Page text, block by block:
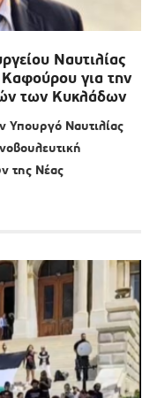
Ναυτιλίας
για την
των Κυκλάδων
Υπουργό Ναυτιλίας
της Νέας